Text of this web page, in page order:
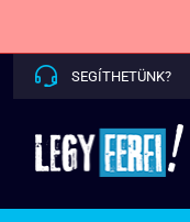
SEGÍTHETÜNK?